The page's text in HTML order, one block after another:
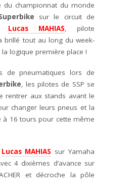
du championnat du monde
sur le circuit de
Lucas MAHIAS, pilote
brillé tout au long du week-
logique première place !
de pneumatiques lors de
, les pilotes de SSP se
rentrer aux stands avant le
changer leurs pneus et la
à 16 tours pour cette même
Lucas MAHIAS sur Yamaha
4 dixièmes d’avance sur
et décroche la pôle